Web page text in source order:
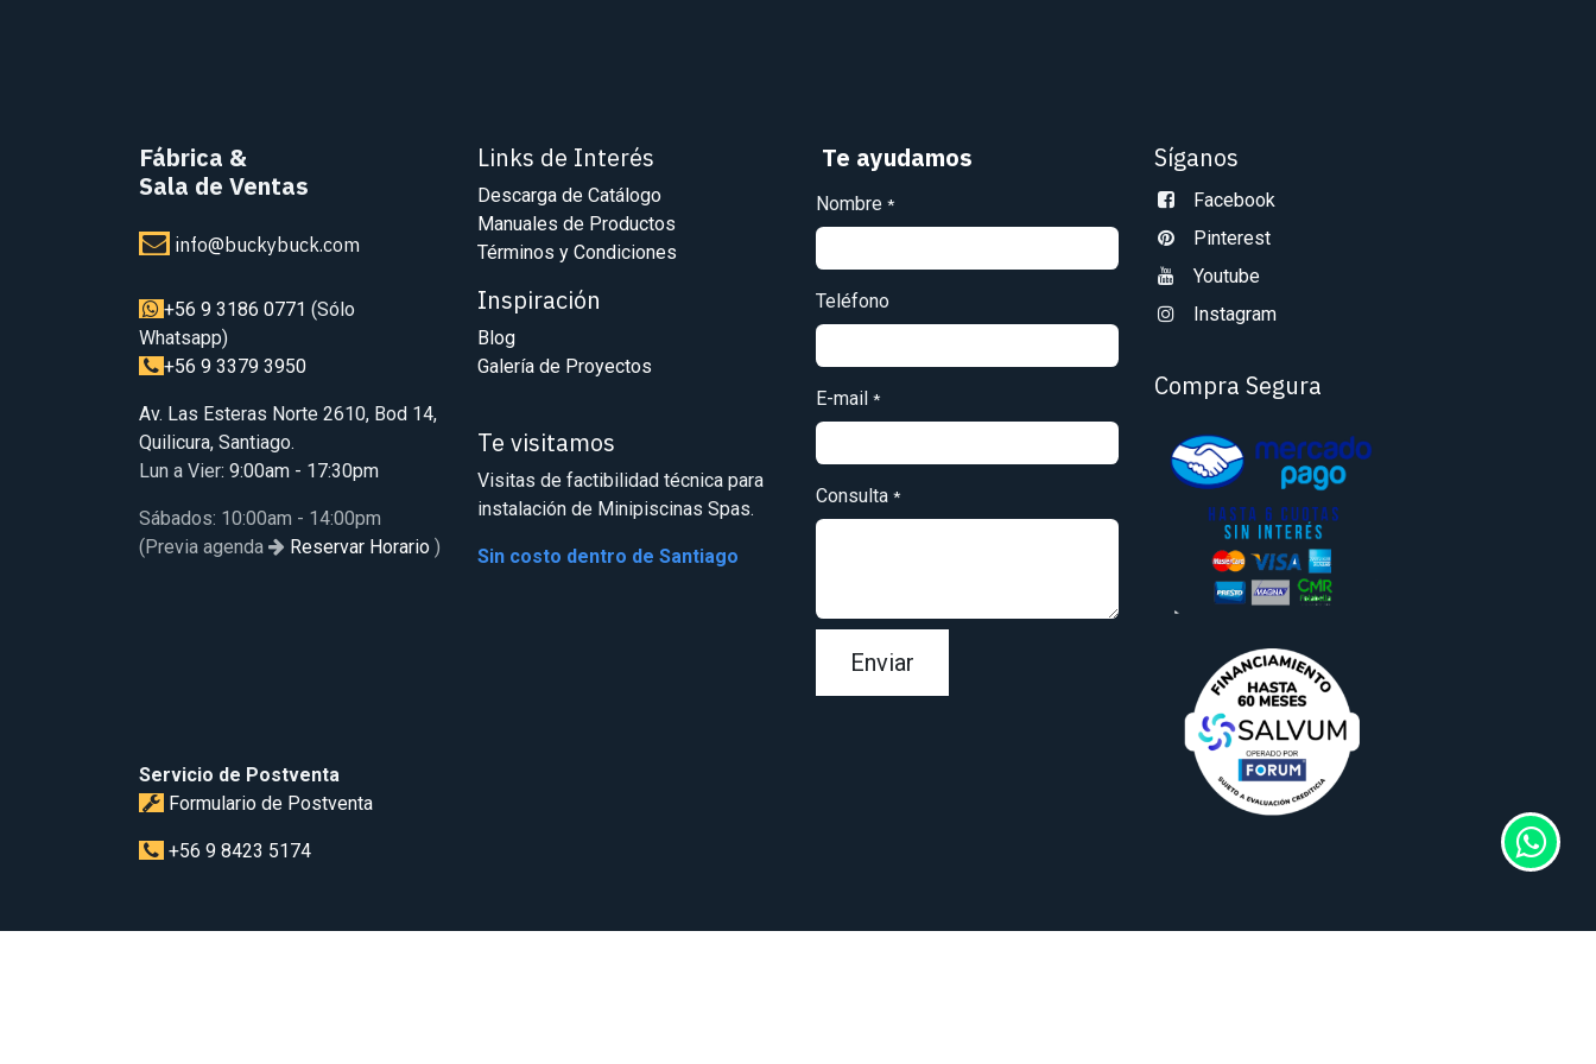
Fábrica &
Sala de Ventas
info@buckybuck.com
+56 9 3186 0771 (Sólo
Whatsapp)
+56 9 3379 3950
Av. Las Esteras Norte 2610, Bod 14,
Quilicura, Santiago.
Lun a Vier: 9:00am - 17:30pm
Sábados: 10:00am - 14:00pm
(Previa agenda
Reservar Horario )
Servicio de Postventa
Formulario de Postventa
+56 9 8423 5174
Links de Interés
Descarga de Catálogo
Manuales de Productos
Términos y Condiciones
Inspiración
Blog
Galería de Proyectos
Te visitamos
Visitas de factibilidad técnica para
instalación de Minipiscinas Spas.
Sin costo dentro de Santiago
Te ayudamos
Nombre *
Teléfono
E-mail *
Consulta *
Enviar
Síganos
Facebook
Pinterest
Youtube
Instagram
Compra Segura